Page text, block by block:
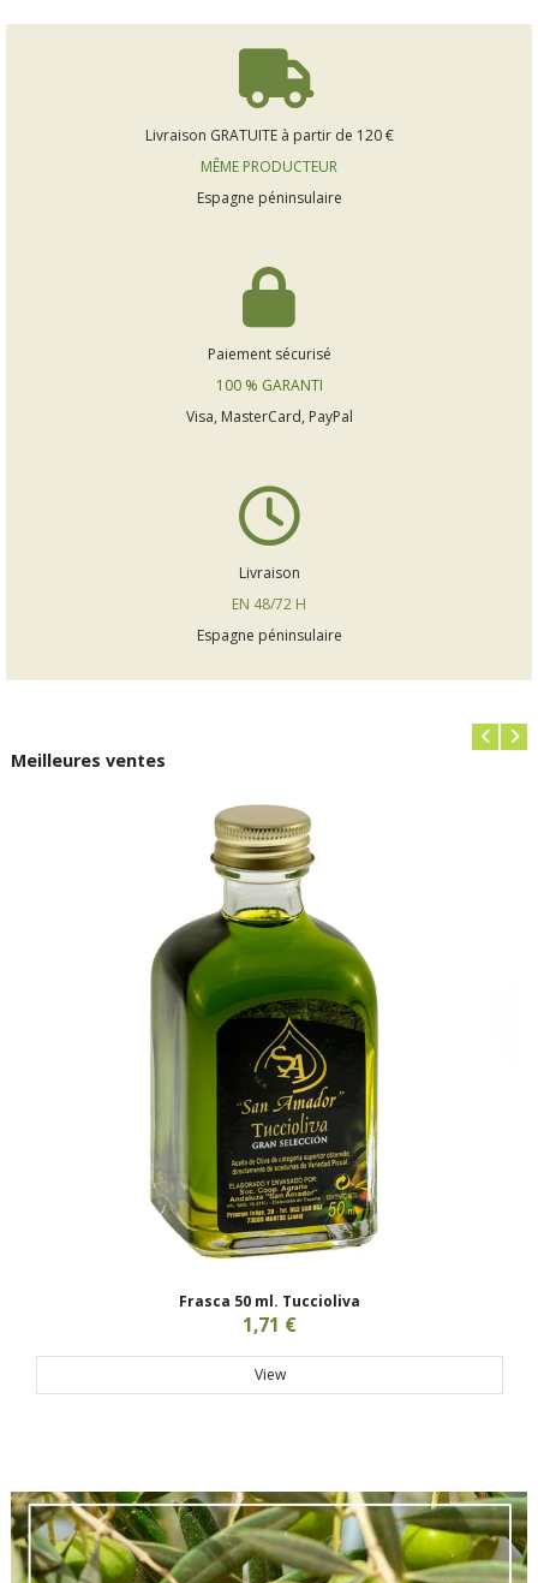
Livraison GRATUITE à partir de 120 €
MÊME PRODUCTEUR
Espagne péninsulaire
Paiement sécurisé
100 % GARANTI
Visa, MasterCard, PayPal
Livraison
EN 48/72 H
Espagne péninsulaire
Meilleures ventes
Frasca 50 ml. Tuccioliva
1,71 €
View